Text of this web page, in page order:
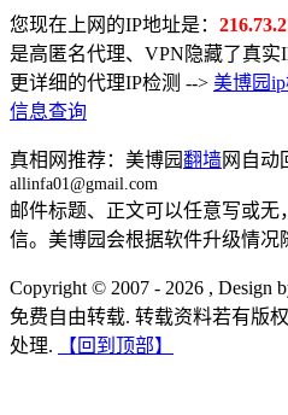
您现在上网的IP地址是：
是高匿名代理、VPN隐藏了真实
更详细的代理IP检测 --> 美博园ip
信息查询
真相网推荐：美博园翻墙网自动
allinfa01@gmail.com
邮件标题、正文可以任意写或无
信。美博园会根据软件升级情况
Copyright © 2007 - 2026 ,
免费自由转载. 转载资料若有版
处理.
【回到顶部】